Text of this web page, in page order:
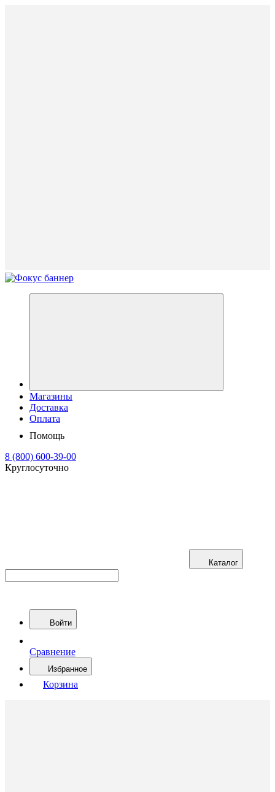
Магазины
Доставка
Оплата
Помощь
8 (800) 600-39-00
Круглосуточно
Каталог
Войти
Сравнение
Избранное
Корзина